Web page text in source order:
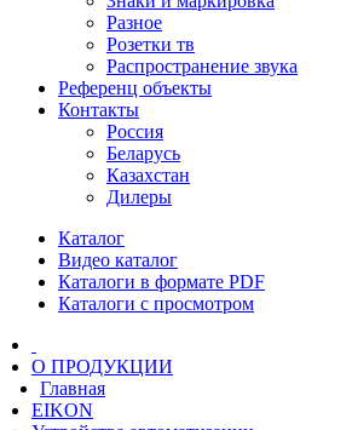
Разное
Розетки тв
Распространение звука
Референц объекты
Контакты
Россия
Беларусь
Казахстан
Дилеры
Каталог
Видео каталог
Каталоги в формате PDF
Каталоги с просмотром
О ПРОДУКЦИИ
Главная
EIKON